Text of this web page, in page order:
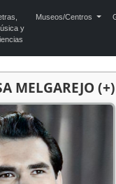
y
Museos/Centros
MELGAREJO (+)